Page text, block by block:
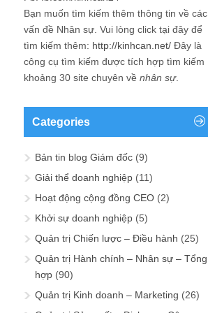
Bạn muốn tìm kiếm thêm thông tin về các
vấn đề Nhân sự . Vui lòng click tại đây để
tìm kiếm thêm: http://kinhcan.net/ Đây là
công cụ tìm kiếm được tích hợp tìm kiếm
khoảng 30 site chuyên về nhân sự.
Categories
Bản tin blog Giám đốc (9)
Giải thể doanh nghiệp (11)
Hoạt động cộng đồng CEO (2)
Khởi sự doanh nghiệp (5)
Quản trị Chiến lược – Điều hành (25)
Quản trị Hành chính – Nhân sự – Tổng
hợp (90)
Quản trị Kinh doanh – Marketing (26)